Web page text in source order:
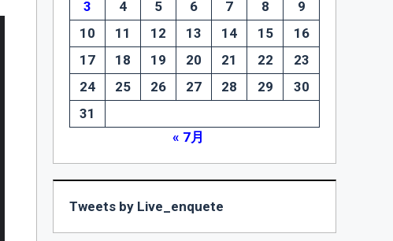
3
4 5 6 7 8
9
10
11 12 13 14 15
16
17
18 19 20 21 22
23
24
25 26 27 28 29
30
31
« 7月
Tweets by Live_enquete